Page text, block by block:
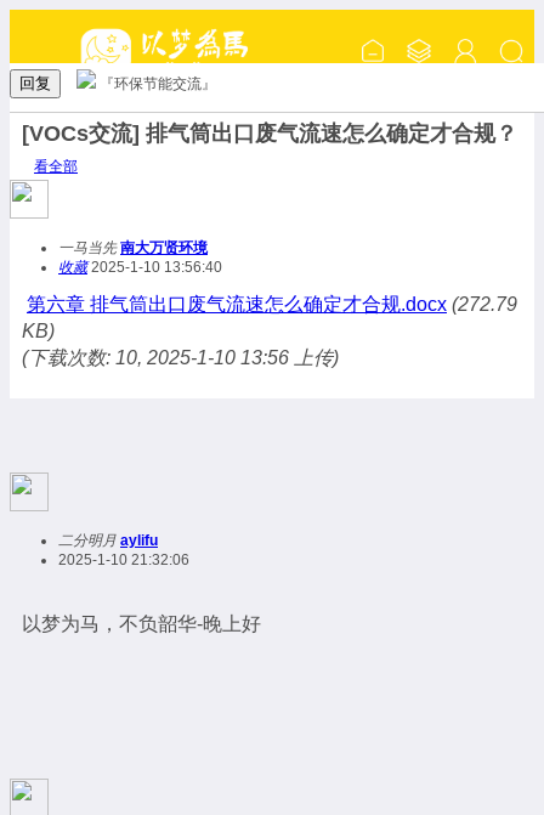
回复 『环保节能交流』
[VOCs交流] 排气筒出口废气流速怎么确定才合规？
看全部
一马当先 南大万贤环境
收藏2025-1-10 13:56:40
第六章 排气筒出口废气流速怎么确定才合规.docx (272.79
KB)
(下载次数: 10, 2025-1-10 13:56 上传)
二分明月 aylifu
2025-1-10 21:32:06
以梦为马，不负韶华-晚上好